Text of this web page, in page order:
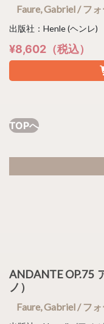
Faure, Gabriel / フ
出版社：Henle (ヘンレ)
¥8,602（税込）
TOPへ
ANDANTE OP.75
ノ）
Faure, Gabriel / フ